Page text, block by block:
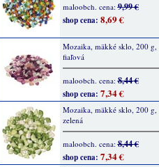
maloobch. cena:9,99 €
shop cena: 8,69 €
Mozaika, mäkké sklo, 200 g,
fiaľová
maloobch. cena:8,44 €
shop cena: 7,34 €
Mozaika, mäkké sklo, 200 g,
zelená
maloobch. cena:8,44 €
shop cena: 7,34 €